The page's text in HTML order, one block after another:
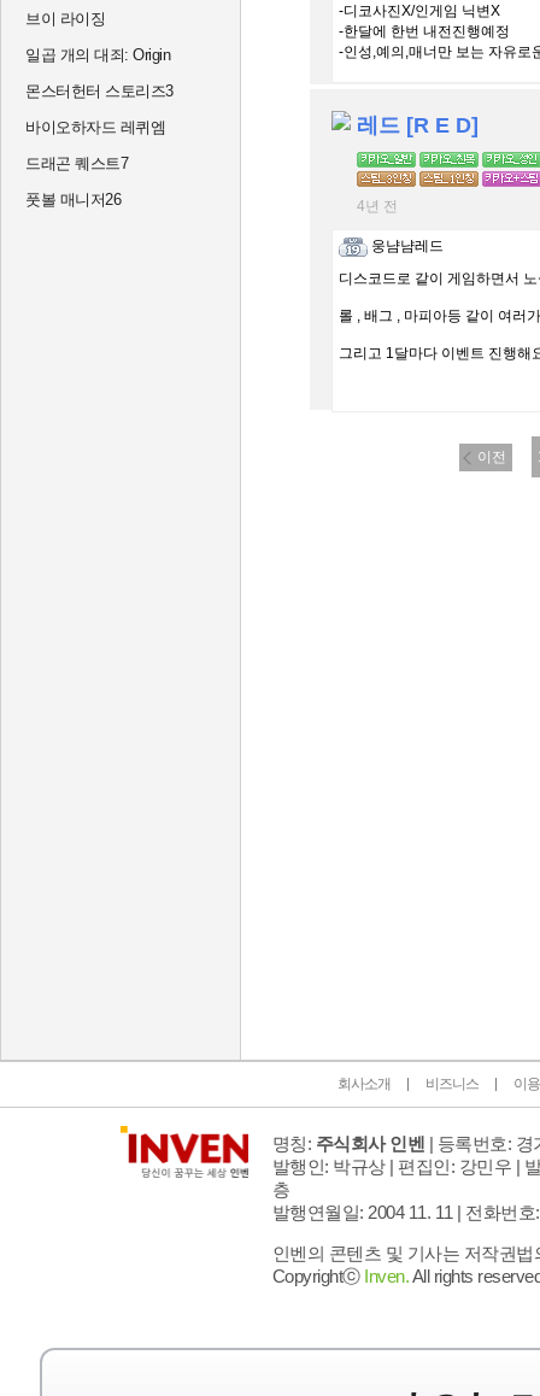
브이 라이징
일곱 개의 대죄: Origin
몬스터헌터 스토리즈3
바이오하자드 레퀴엠
드래곤 퀘스트7
풋볼 매니저26
-디코사진X/인게임 닉변X
-한달에 한번 내전진행예정
-인성,예의,매너만 보는 자유로
레드 [R E D]
4년 전
웅냠냠레드
디스코드로 같이 게임하면서
롤 , 배그 , 마피아등 같이 여러
그리고 1달마다 이벤트 진행해
이전
회사소개 비즈니스 이
명칭: 주식회사 인벤 | 등록번호: 경
발행인: 박규상 | 편집인: 강민우 |
층
발행연월일: 2004 11. 11 | 전화번호
인벤의 콘텐츠 및 기사는 저작권
Copyrightⓒ Inven.All rights